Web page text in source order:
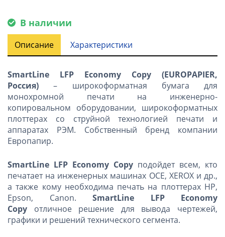
В наличии
Описание Характеристики
SmartLine LFP Economy Copy (EUROPAPIER,
Россия)
– широкоформатная бумага для
монохромной печати на инженерно-
копировальном оборудовании, широкоформатных
плоттерах со струйной технологией печати и
аппаратах РЭМ. Собственный бренд компании
Европапир.
SmartLine LFP Economy Copy подойдет всем, кто
печатает на инженерных машинах OCE, XEROX и др.,
а также кому необходима печать на плоттерах НР,
Epson, Canon.
SmartLine LFP Economy
Copy
отличное решение для вывода чертежей,
графики и решений технического сегмента.